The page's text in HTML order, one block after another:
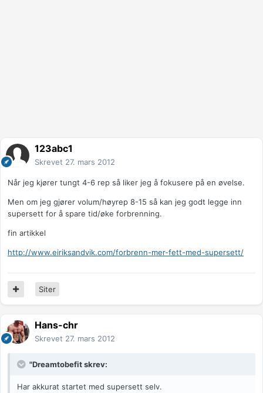
123abc1
Skrevet 27. mars 2012
Når jeg kjører tungt 4-6 rep så liker jeg å fokusere på en øvelse.
Men om jeg gjører volum/høyrep 8-15 så kan jeg godt legge inn
supersett for å spare tid/øke forbrenning.
fin artikkel
http://www.eiriksandvik.com/forbrenn-mer-fett-med-supersett/
Siter
Hans-chr
Skrevet 27. mars 2012
"Dreamtobefit skrev:
Har akkurat startet med supersett selv.